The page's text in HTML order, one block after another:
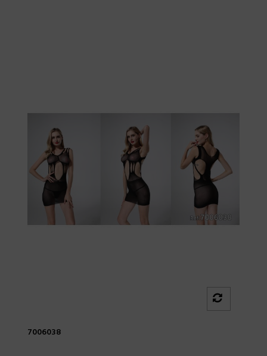
7006038